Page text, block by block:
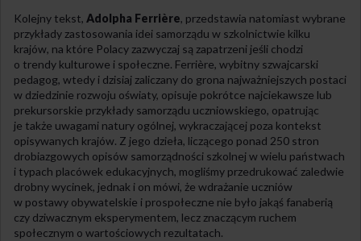
Kolejny tekst, Adolpha Ferrière, przedstawia natomiast wybrane
przykłady zastosowania idei samorządu w szkolnictwie kilku
krajów, na które Polacy zazwyczaj są zapatrzeni jeśli chodzi
o trendy kulturowe i społeczne. Ferrière, wybitny szwajcarski
pedagog, wtedy i dzisiaj zaliczany do grona najważniejszych postaci
w dziedzinie rozwoju oświaty, opisuje pokrótce najciekawsze lub
prekursorskie przykłady samorządu uczniowskiego, opatrując
je także uwagami natury ogólnej, wykraczającej poza kontekst
opisywanych krajów. Z jego dzieła, liczącego ponad 250 stron
drobiazgowych opisów samorządności szkolnej w wielu państwach
i typach placówek edukacyjnych, mogliśmy przedrukować zaledwie
drobny wycinek, jednak i on mówi, że wdrażanie uczniów
w postawy obywatelskie i prospołeczne nie było jakąś fanaberią
czy dziwacznym eksperymentem, lecz znaczącym ruchem
społecznym o wartościowych rezultatach.